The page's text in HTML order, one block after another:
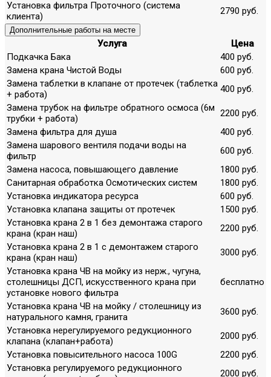
Установка фильтра Проточного (система
клиента)
2790 руб.
Дополнительные работы на месте
Услуга
Цена
Подкачка Бака
400 руб.
Замена крана Чистой Воды
600 руб.
Замена таблетки в клапане от протечек (таблетка
+ работа)
400 руб.
Замена трубок на фильтре обратного осмоса (6м
трубки + работа)
2200 руб.
Замена фильтра для душа
400 руб.
Замена шарового вентиля подачи воды на
фильтр
600 руб.
Замена насоса, повышающего давление
1800 руб.
Санитарная обработка Осмотических систем
1800 руб.
Установка индикатора ресурса
600 руб.
Установка клапана защиты от протечек
1500 руб.
Установка крана 2 в 1 без демонтажа старого
крана (кран наш)
2200 руб.
Установка крана 2 в 1 с демонтажем старого
крана (кран наш)
3000 руб.
Установка крана ЧВ на мойку из нерж., чугуна,
столешницы ДСП, искусственного крана при
установке нового фильтра
бесплатно
Установка крана ЧВ на мойку / столешницу из
натурального камня, гранита
3600 руб.
Установка нерегулируемого редукционного
клапана (клапан+работа)
2000 руб.
Установка повысительного насоса 100G
2200 руб.
Установка регулируемого редукционного
2000 руб.